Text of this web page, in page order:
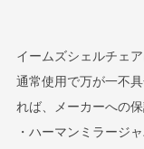
イームズシェルチェ
通常使用で万が一不
れば、メーカーへの
・ハーマンミラージ